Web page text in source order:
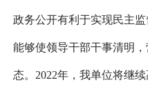
政务公开有利于实现民主监
能够使领导干部干事清明
态。2022年，我单位将继